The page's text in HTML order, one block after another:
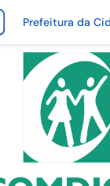
Prefeitura da